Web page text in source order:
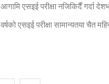
आगामि एसइई परीक्षा नजिकिदैँ गर्दा
वर्षको एसइई परीक्षा सामान्यतया चैत